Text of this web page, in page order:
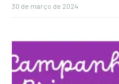
30 de março de 2024